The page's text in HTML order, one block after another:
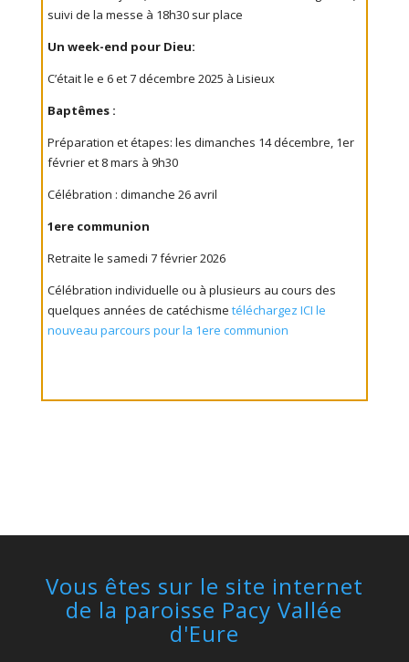
suivi de la messe à 18h30 sur place
Un week-end pour Dieu:
C’était le e 6 et 7 décembre 2025 à Lisieux
Baptêmes :
Préparation et étapes: les dimanches 14 décembre, 1er
février et 8 mars à 9h30
Célébration : dimanche 26 avril
1ere communion
Retraite le samedi 7 février 2026
Célébration individuelle ou à plusieurs au cours des
quelques années de catéchisme téléchargez ICI le
nouveau parcours pour la 1ere communion
Vous êtes sur le site internet
de la paroisse Pacy Vallée
d'Eure